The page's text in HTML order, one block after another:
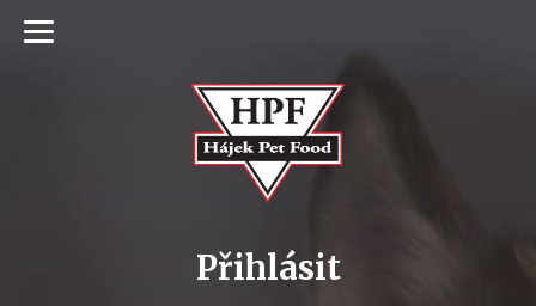
Přihlásit